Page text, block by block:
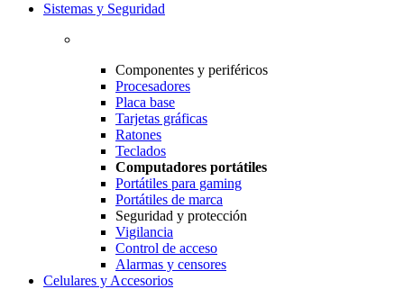
Sistemas y Seguridad
Componentes y periféricos
Procesadores
Placa base
Tarjetas gráficas
Ratones
Teclados
Computadores portátiles
Portátiles para gaming
Portátiles de marca
Seguridad y protección
Vigilancia
Control de acceso
Alarmas y censores
Celulares y Accesorios